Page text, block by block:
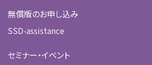
無償版のお申し込み
SSD-assistance
セミナー・イベント